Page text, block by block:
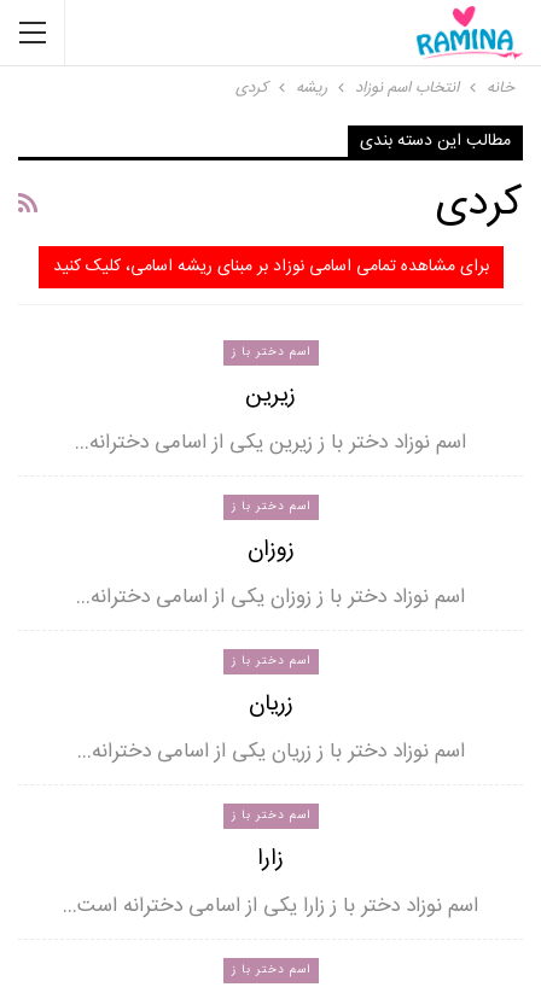
خانه انتخاب اسم نوزاد ریشه کردی
مطالب این دسته بندی
کردی
برای مشاهده تمامی اسامی نوزاد بر مبنای ریشه اسامی، کلیک کنید
اسم دختر با ز
زیرین
اسم نوزاد دختر با ز زیرین یکی از اسامی دخترانه…
اسم دختر با ز
زوزان
اسم نوزاد دختر با ز زوزان یکی از اسامی دخترانه…
اسم دختر با ز
زریان
اسم نوزاد دختر با ز زریان یکی از اسامی دخترانه…
اسم دختر با ز
زارا
اسم نوزاد دختر با ز زارا یکی از اسامی دخترانه است…
اسم دختر با ز